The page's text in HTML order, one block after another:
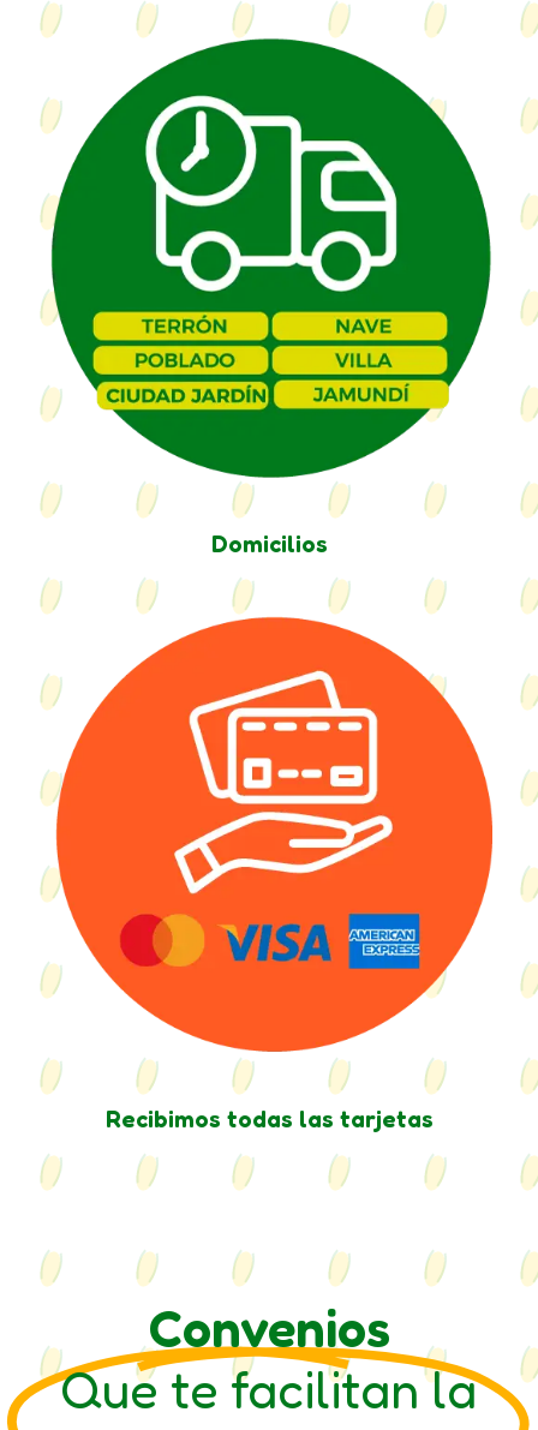
Domicilios
Recibimos todas las tarjetas
Convenios
Que te facilitan la